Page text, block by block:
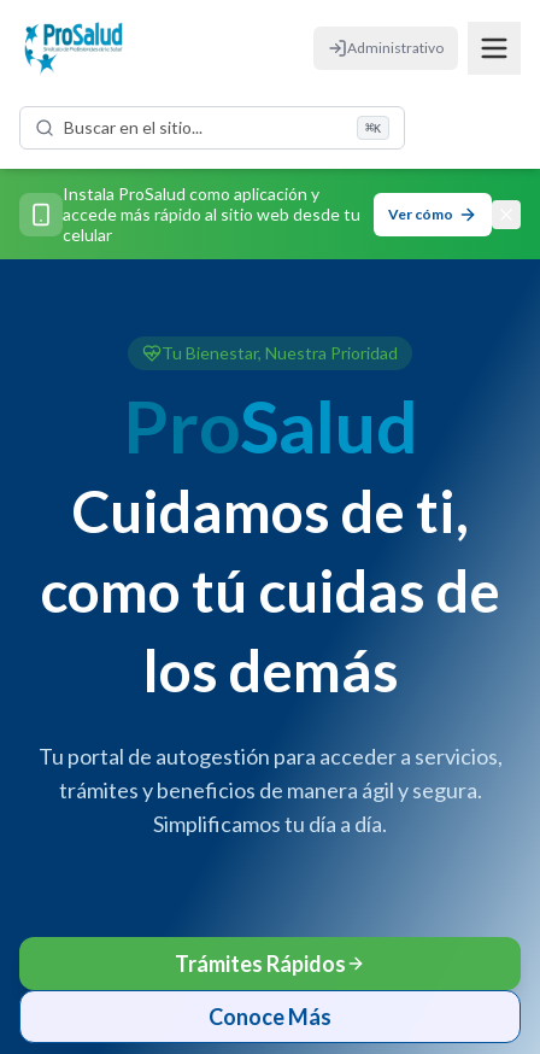
Administrativo
Buscar en el sitio... ⌘K
Instala ProSalud como aplicación y
accede más rápido al sitio web desde tu
celular
Ver cómo
Tu Bienestar, Nuestra Prioridad
ProSalud
Cuidamos de ti,
como tú cuidas de
los demás
Tu portal de autogestión para acceder a servicios,
trámites y beneficios de manera ágil y segura.
Simplificamos tu día a día.
Trámites Rápidos
Conoce Más